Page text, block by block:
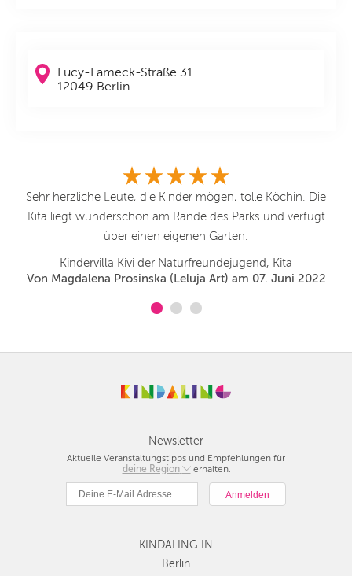
Lucy-Lameck-Straße 31
12049 Berlin
Sehr herzliche Leute, die Kinder mögen, tolle Köchin. Die
Kita liegt wunderschön am Rande des Parks und verfügt
über einen eigenen Garten.
Kindervilla Kivi der Naturfreundejugend, Kita
Von Magdalena Prosinska (Leluja Art) am 07. Juni 2022
Newsletter
Aktuelle Veranstaltungstipps und Empfehlungen für
deine Region
Berlin
München
Hamburg
Köln
Düsseldorf
erhalten.
KINDALING IN
Berlin